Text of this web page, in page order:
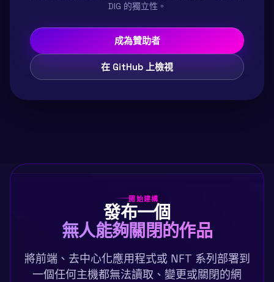
DIG 的獨立性。
成為贊助者
在 GitHub 上檢視
開始建構
發布一個
無人能夠關閉的作品
將前端、去中心化應用程式或 NFT 系列部署到
一個任何主機都無法讀取、變更或關閉的網